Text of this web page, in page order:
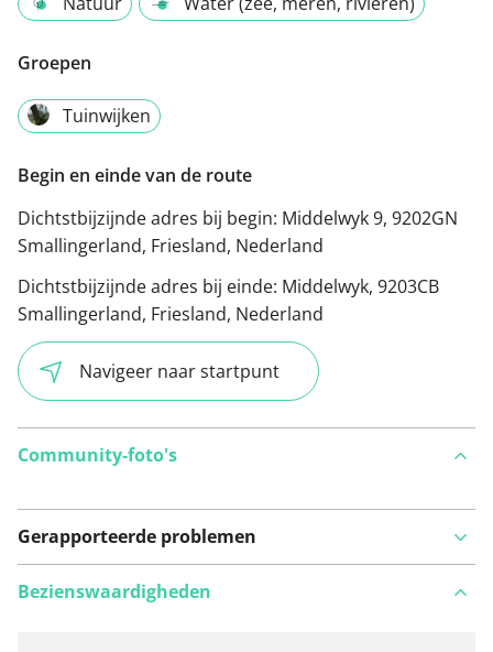
Groepen
Tuinwijken
Begin en einde van de route
Dichtstbijzijnde adres bij begin: Middelwyk 9, 9202GN
Smallingerland, Friesland, Nederland
Dichtstbijzijnde adres bij einde: Middelwyk, 9203CB
Smallingerland, Friesland, Nederland
Navigeer naar startpunt
Community-foto's
Gerapporteerde problemen
Bezienswaardigheden